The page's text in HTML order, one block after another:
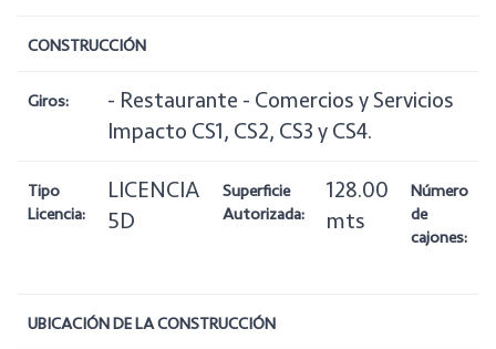
CONSTRUCCIÓN
Giros:
- Restaurante - Comercios y Servicios
Impacto CS1, CS2, CS3 y CS4.
Tipo
Licencia:
LICENCIA
5D
Superficie
Autorizada:
128.00
mts
Número
de
cajones:
UBICACIÓN DE LA CONSTRUCCIÓN